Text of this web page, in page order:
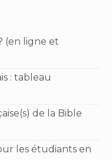
(en ligne et
: tableau
de la Bible
les étudiants en